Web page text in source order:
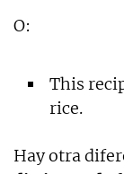
O:
This
rice.
Hay otra